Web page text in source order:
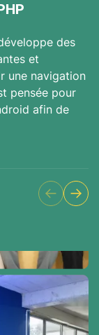
des
et
une navigation
pensée pour
afin de